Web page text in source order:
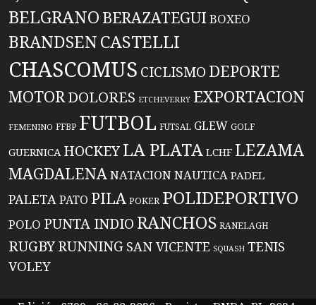
BELGRANO BERAZATEGUIBOXEO
BRANDSENCASTELLI
CHASCOMUS CICLISMO DEPORTE
MOTORDOLORES ETCHEVERRY EXPORTACION
FEMENINO FFBP FUTBOL FUTSAL GLEW GOLF
GUERNICA HOCKEYLA PLATA LCHF LEZAMA
MAGDALENANATACIONNAUTICA PADEL
PALETAPATO PILA POKER POLIDEPORTIVO
POLO PUNTA INDIO RANCHOS RANELAGH
RUGBYRUNNING SAN VICENTE SQUASH TENIS
VOLEY